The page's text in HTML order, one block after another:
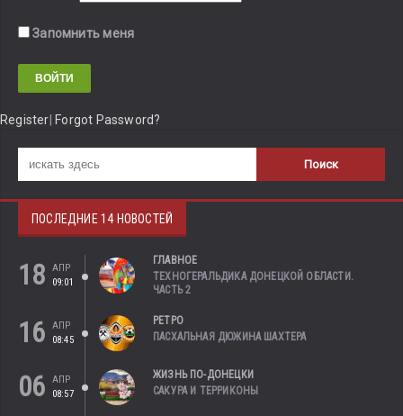
Запомнить меня
Register Forgot Password?
ПОСЛЕДНИЕ 14 НОВОСТЕЙ
18
АПР
09:01
ГЛАВНОЕ
ТЕХНОГЕРАЛЬДИКА ДОНЕЦКОЙ ОБЛАСТИ.
ЧАСТЬ 2
16
АПР
08:45
РЕТРО
ПАСХАЛЬНАЯ ДЮЖИНА ШАХТЕРА
06
АПР
08:57
ЖИЗНЬ ПО-ДОНЕЦКИ
САКУРА И ТЕРРИКОНЫ